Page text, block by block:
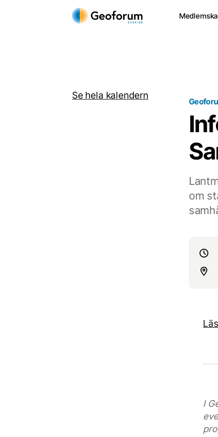
Se hela kalendern
om
I